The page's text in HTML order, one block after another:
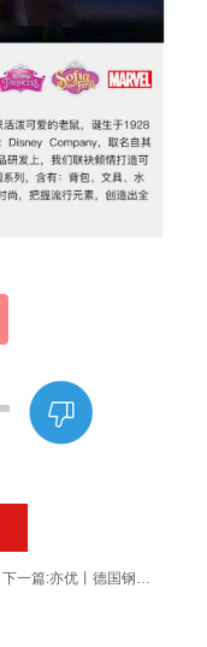
下一篇: 亦优丨德国钢厨房砍切两用刀菜刀